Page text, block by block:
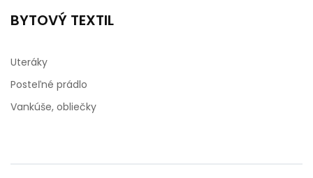
BYTOVÝ TEXTIL
Uteráky
Posteľné prádlo
Vankúše, obliečky